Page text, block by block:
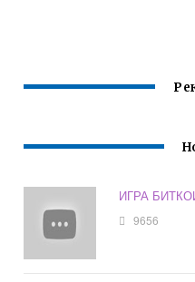
ИГРА
9656